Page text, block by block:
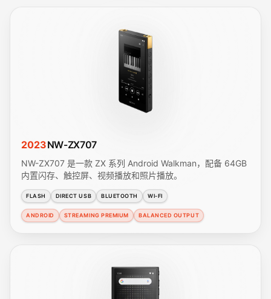
2023NW-ZX707
NW-ZX707 是一款 ZX 系列 Android Walkman，配备 64GB
内置闪存、触控屏、视频播放和照片播放。
FLASH DIRECT USB BLUETOOTH WI-FI
ANDROID STREAMING PREMIUM BALANCED OUTPUT